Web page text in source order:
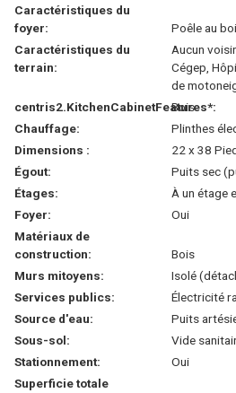
Caractéristiques du
foyer:
Poêle au
Caractéristiques du
terrain:
Aucun
Cégep,
de
centris2.KitchenCabinetFeatures*:
Bois
Chauffage:
Plinthes
Dimensions :
22 x 38
Égout:
Puits sec
Étages:
À un étage
Foyer:
Oui
Matériaux de
construction:
Bois
Murs mitoyens:
Isolé
Services publics:
Électricité
Source d'eau:
Puits
Sous-sol:
Vide
Stationnement:
Oui
Superficie totale